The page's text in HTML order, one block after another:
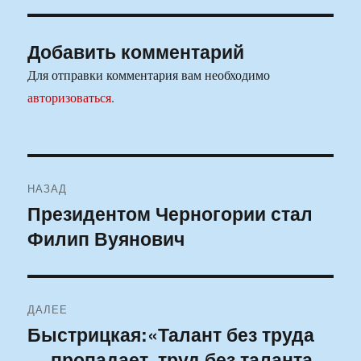
Добавить комментарий
Для отправки комментария вам необходимо
авторизоваться.
по
записям
НАЗАД
Предыдущая
запись:
Президентом Черногории стал
Филип Вуянович
ДАЛЕЕ
Следующая
запись:
Быстрицкая:«Талант без труда